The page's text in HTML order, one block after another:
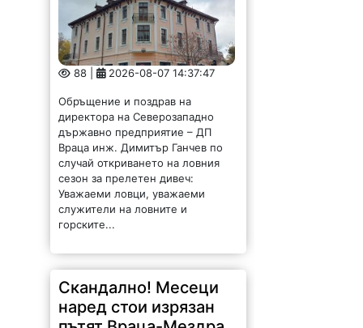
Обръщение и поздрав на
директора на Северозападно
държавно предприятие – ДП
Враца инж. Димитър Ганчев по
сезон за прелетен дивеч:
Уважаеми ловци, уважаеми
служители на ловните и
горските...
Скандално! Месеци
наред стои изрязан
пътят Враца-Мездра,
институциите спят!